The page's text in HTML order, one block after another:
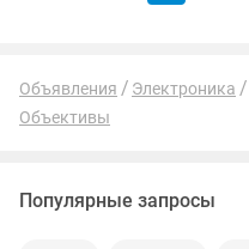
Объявления Электроника
Объективы
Популярные запросы